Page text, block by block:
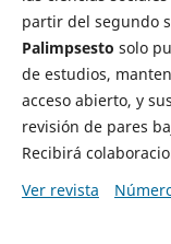
partir del segundo
Palimpsesto solo
de estudios,
acceso abierto, y
revisión de pares
Recibirá
Ver revista